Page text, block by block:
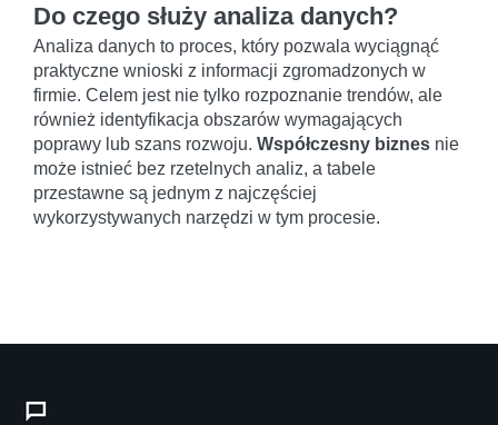
Do czego służy analiza danych?
Analiza danych to proces, który pozwala wyciągnąć
praktyczne wnioski z informacji zgromadzonych w
firmie. Celem jest nie tylko rozpoznanie trendów, ale
również identyfikacja obszarów wymagających
poprawy lub szans rozwoju. Współczesny biznes nie
może istnieć bez rzetelnych analiz, a tabele
przestawne są jednym z najczęściej
wykorzystywanych narzędzi w tym procesie.